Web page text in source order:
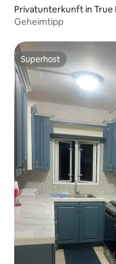
Privatunterkunft in True
Geheimtipp
Superhost
Superhost